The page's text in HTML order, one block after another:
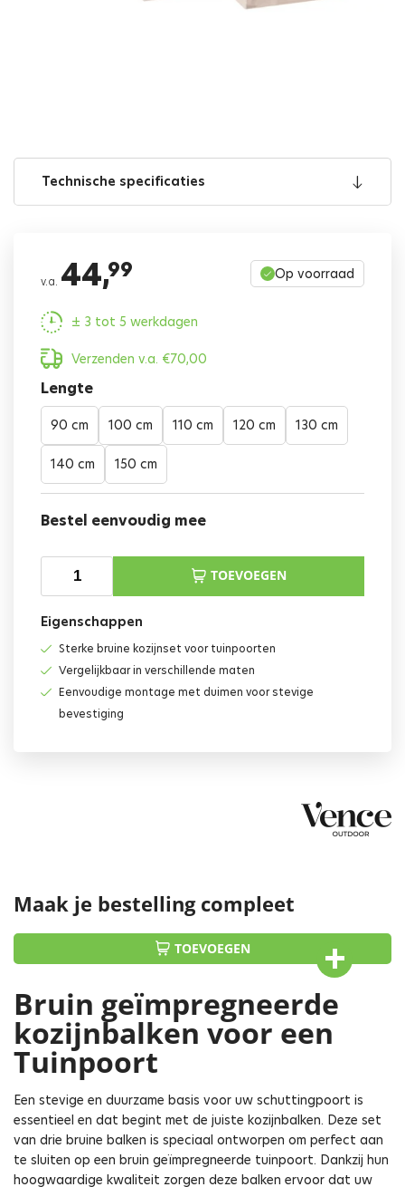
Technische specificaties
v.a. 44,99 Op voorraad
± 3 tot 5 werkdagen
Verzenden v.a. €70,00
Lengte
90 cm 100 cm 110 cm 120 cm 130 cm
140 cm 150 cm
Bestel eenvoudig mee
TOEVOEGEN
Eigenschappen
Sterke bruine kozijnset voor tuinpoorten
Vergelijkbaar in verschillende maten
Eenvoudige montage met duimen voor stevige
bevestiging
Maak je bestelling compleet
TOEVOEGEN
Bruin geïmpregneerde
kozijnbalken voor een
Tuinpoort
Een stevige en duurzame basis voor uw schuttingpoort is
essentieel en dat begint met de juiste kozijnbalken. Deze set
van drie bruine balken is speciaal ontworpen om perfect aan
te sluiten op een bruin geïmpregneerde tuinpoort. Dankzij hun
hoogwaardige kwaliteit zorgen deze balken ervoor dat uw